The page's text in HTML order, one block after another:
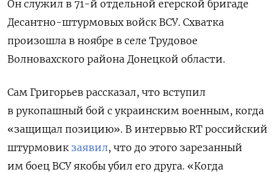
Он служил в 71-й отдельной егерской бригаде
Десантно-штурмовых войск ВСУ. Схватка
произошла в ноябре в селе Трудовое
Волновахского района Донецкой области.
Сам Григорьев рассказал, что вступил
в рукопашный бой с украинским военным, когда
«защищал позицию». В интервью RT российский
штурмовик заявил, что до этого зарезанный
им боец ВСУ якобы убил его друга. «Когда